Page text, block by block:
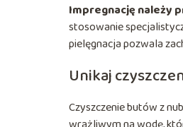
Impregnację należy
stosowanie
pielęgnacja pozwala
Unikaj
Czyszczenie butów z